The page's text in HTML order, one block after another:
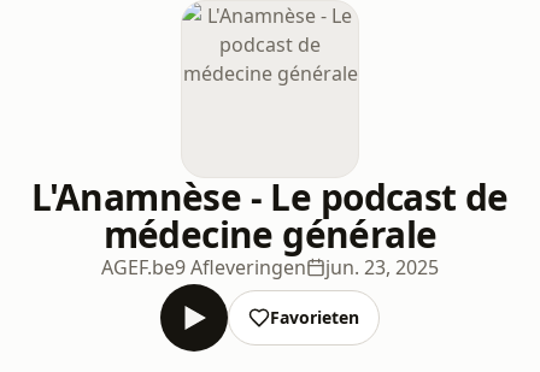
L'Anamnèse - Le podcast de
médecine générale
AGEF.be9 Afleveringen jun. 23, 2025
Favorieten